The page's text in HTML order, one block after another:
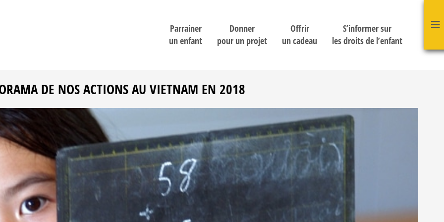
Parrainer
un enfant
Donner
pour un projet
Offrir
un cadeau
S’informer sur
les droits de l’enfant
DE NOS ACTIONS AU VIETNAM EN 2018